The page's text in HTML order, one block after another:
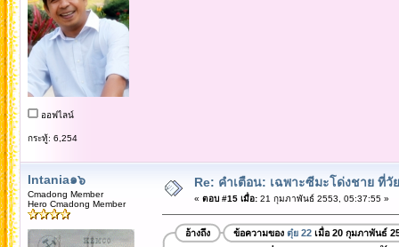
ออฟไลน์
กระทู้: 6,254
Intania๑๖
Cmadong Member
Hero Cmadong Member
Re: คำเตือน: เฉพาะซีมะโด่งชาย ที่
« ตอบ #15 เมื่อ:21 กุมภาพันธ์ 2553, 05:37:55 »
อ้างถึง ข้อความของ ตุ๋ย 22เมื่อ 20 กุมภาพันธ์